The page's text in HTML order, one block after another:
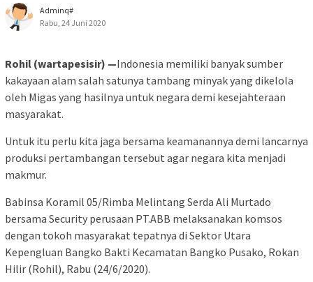
Adminq#
Rabu, 24 Juni 2020
Rohil (wartapesisir) —Indonesia memiliki banyak sumber
kakayaan alam salah satunya tambang minyak yang dikelola
oleh Migas yang hasilnya untuk negara demi kesejahteraan
masyarakat.
Untuk itu perlu kita jaga bersama keamanannya demi lancarnya
produksi pertambangan tersebut agar negara kita menjadi
makmur.
Babinsa Koramil 05/Rimba Melintang Serda Ali Murtado
bersama Security perusaan PT.ABB melaksanakan komsos
dengan tokoh masyarakat tepatnya di Sektor Utara
Kepengluan Bangko Bakti Kecamatan Bangko Pusako, Rokan
Hilir (Rohil), Rabu (24/6/2020).